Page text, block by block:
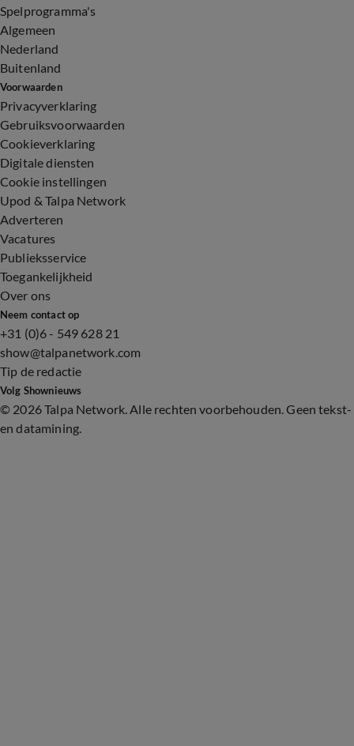
Spelprogramma's
Algemeen
Nederland
Buitenland
Voorwaarden
Privacyverklaring
Gebruiksvoorwaarden
Cookieverklaring
Digitale diensten
Cookie instellingen
Upod & Talpa Network
Adverteren
Vacatures
Publieksservice
Toegankelijkheid
Over ons
Neem contact op
+31 (0)6 - 549 628 21
show@talpanetwork.com
Tip de redactie
Volg Shownieuws
© 2026 Talpa Network. Alle rechten voorbehouden. Geen tekst-
en datamining.